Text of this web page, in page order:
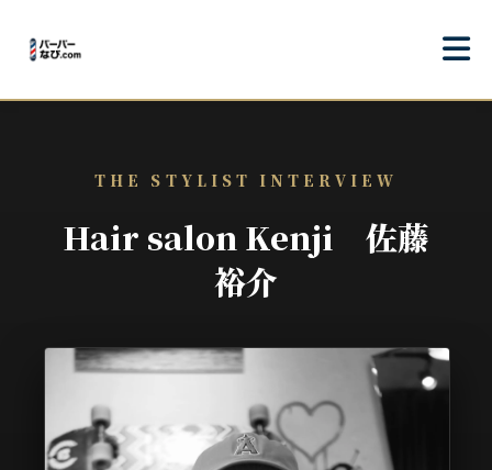
THE STYLIST INTERVIEW
Hair salon Kenji 佐藤
裕介